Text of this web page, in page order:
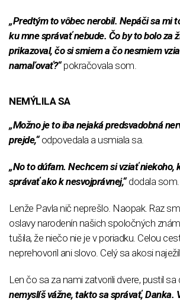
„Predtým to vôbec nerobil. Nepáči sa mi
ku mne správať nebude. Čo by to bolo za
prikazoval, čo si smiem a čo nesmiem
namaľovať?“pokračovala som.
NEMÝLILA SA
„Možno je to iba nejaká predsvadobná
prejde,“odpovedala a usmiala sa.
„No to dúfam. Nechcem si vziať niekoho,
správať ako k nesvojprávnej,“dodala som.
Lenže Pavla nič neprešlo. Naopak. Raz
oslavy narodenín našich spoločných
tušila, že niečo nie je v poriadku. Celou
neprehovoril ani slovo. Celý sa akosi
Len čo sa za nami zatvorili dvere, pustil sa
nemyslíš vážne, takto sa správať, Danka.